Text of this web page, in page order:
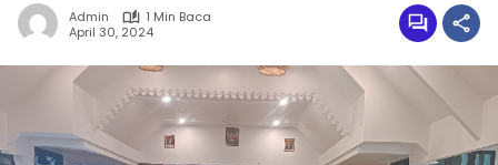
Admin
1 Min Baca
April 30, 2024